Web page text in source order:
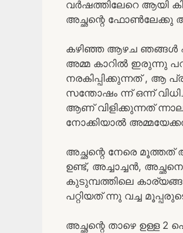
വർഷത്തിലേറെ ആയി
അച്ഛന്റെ ഫോൺലേക്കു
കഴിഞ്ഞ ആഴച ഞങ്ങൾ
അമ്മ കാറിൽ ഇരുന്നു
നരകിപ്പിക്കുന്നത് , ആ
സന്തോഷം ന്ന് ഒന്ന്
ആണ് വിളിക്കുന്നത്
നോക്കിയാൽ
അച്ഛന്റെ നേരെ
ഉണ്ട്, അച്ചാച്ചൻ,
കുടുമ്പത്തിലെ
പറ്റിയത് ന്നു വച്ച
അച്ഛന്റെ താഴെ ഉള്ള 2